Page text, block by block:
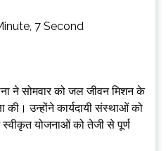
7 Second
ने सोमवार को जल जीवन मिशन के
की। उन्होंने कार्यदायी संस्थाओं को
योजनाओं को तेजी से पूर्ण